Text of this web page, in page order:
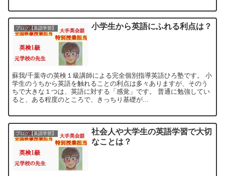
ブログ【英語学習】 小学生から英語にふれる利点は？
蘇我/千葉寺の英検１級講師による完全個別指導英語ひろ塾です。 小
学生のうちから英語を触れることの利点は多々ありますが、そのう
ちで大きな１つは、英語に対する「感覚」です。 普通に勉強してい
ると、ある程度のところで、きっちり基礎が...
ブログ【英語学習】
社会人や大学生の英語学習で大切
なことは？